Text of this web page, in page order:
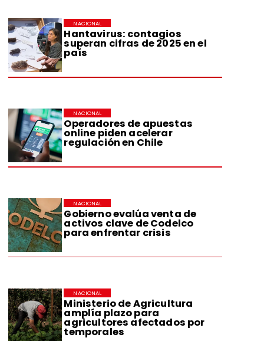
Hantavirus: contagios
superan cifras de 2025 en el
país
NACIONAL
Operadores de apuestas
online piden acelerar
regulación en Chile
NACIONAL
Gobierno evalúa venta de
activos clave de Codelco
para enfrentar crisis
NACIONAL
Ministerio de Agricultura
amplía plazo para
agricultores afectados por
temporales
NACIONAL